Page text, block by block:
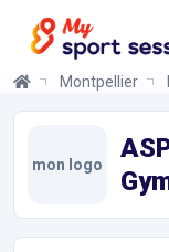
Montpellier
mon logo